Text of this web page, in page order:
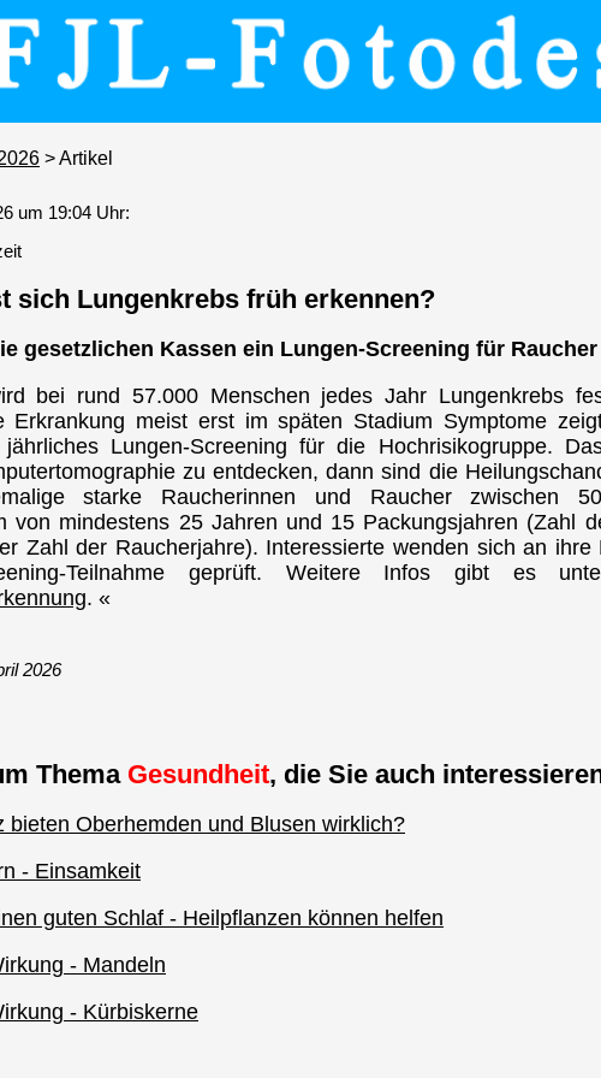
> Artikel
um 19:04 Uhr:
sich Lungenkrebs früh erkennen?
gesetzlichen Kassen ein Lungen-Screening für Raucher
bei rund 57.000 Menschen jedes Jahr Lungenkrebs
Erkrankung meist erst im späten Stadium Symptome
Lungen-Screening für die Hochrisikogruppe.
zu entdecken, dann sind die
starke Raucherinnen und Raucher zwischen
von mindestens 25 Jahren und 15 Packungsjahren (Zahl
Zahl der Raucherjahre). Interessierte wenden sich an
Teilnahme geprüft. Weitere Infos gibt es
. «
2026
Thema Gesundheit, die Sie auch
bieten Oberhemden und Blusen wirklich?
- Einsamkeit
guten Schlaf - Heilpflanzen können helfen
- Mandeln
- Kürbiskerne